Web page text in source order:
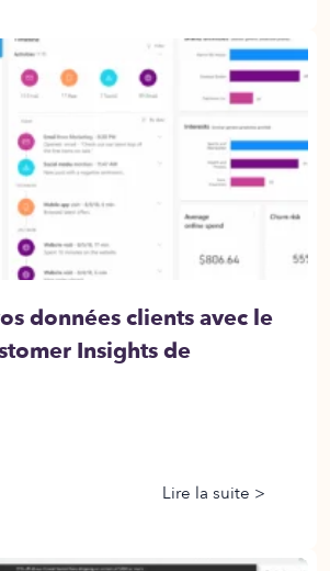
données clients avec le
Insights de
Lire la suite >